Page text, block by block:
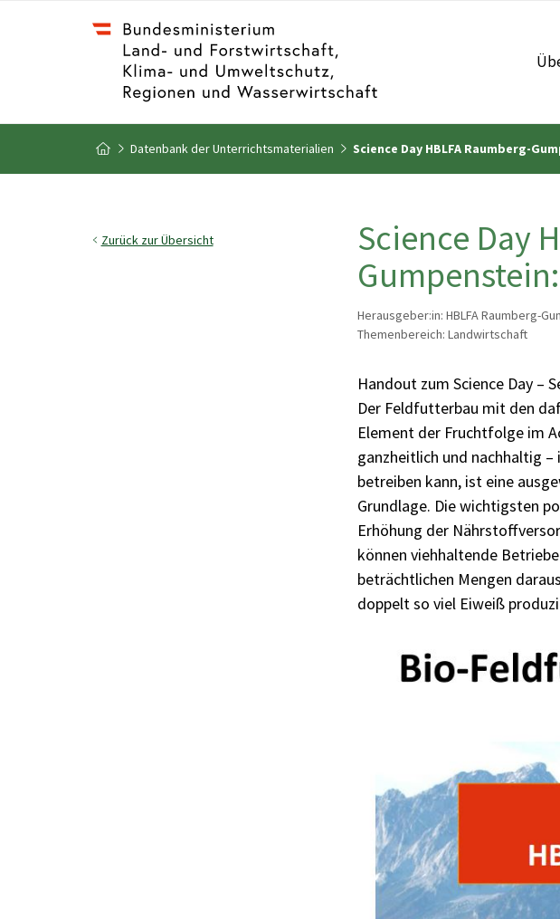
Zum Inhalt
Zum Inhaltsverzeichnis
Zur Startseite
Datenbank der Unterrichtsmaterialien Science Day HBLFA Raumberg-
Zurück zur Übersicht
Science Day
Herausgeber:in: HBLFA Raumberg-
Themenbereich: Landwirtschaft
Handout zum Science Day –
Der Feldfutterbau mit den
Element der Fruchtfolge im
ganzheitlich und nachhaltig
betreiben kann, ist eine
Grundlage. Die wichtigsten
Erhöhung der
können viehhaltende
beträchtlichen Mengen
doppelt so viel Eiweiß